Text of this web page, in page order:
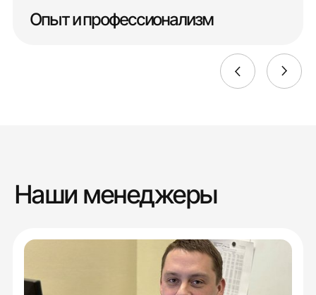
Опыт и профессионализм
Наши менеджеры